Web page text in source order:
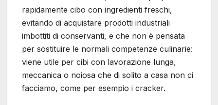
rapidamente cibo con ingredienti freschi,
evitando di acquistare prodotti industriali
imbottiti di conservanti, e che non è pensata
per sostituire le normali competenze culinarie:
viene utile per cibi con lavorazione lunga,
meccanica o noiosa che di solito a casa non ci
facciamo, come per esempio i cracker.